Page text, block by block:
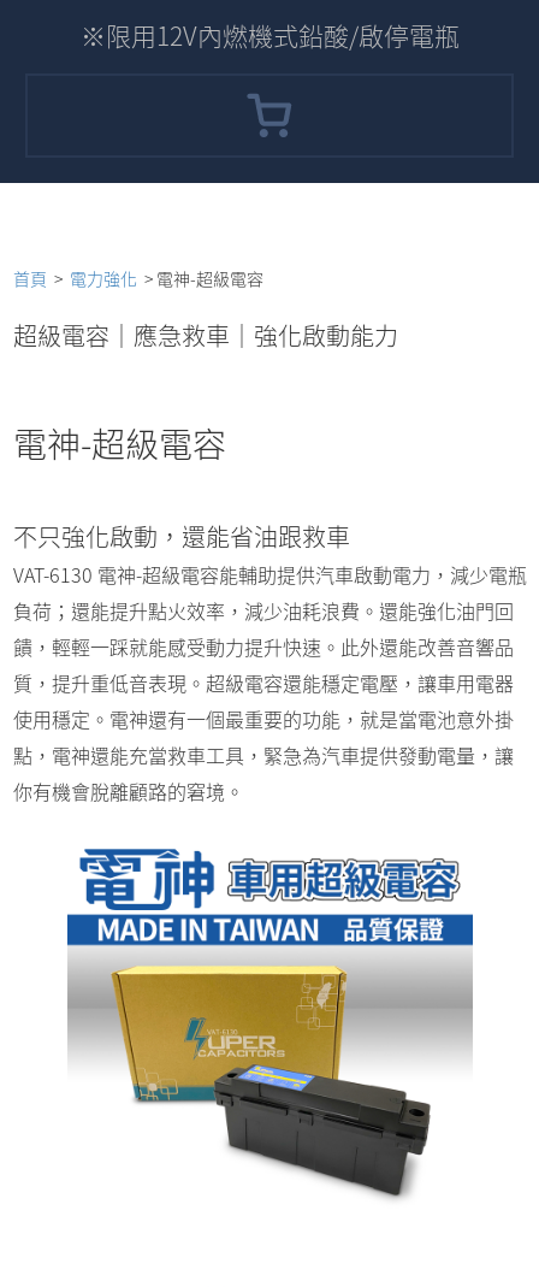
※限用12V內燃機式鉛酸/啟停電瓶
首頁 > 電力強化 > 電神-超級電容
超級電容｜應急救車｜強化啟動能力
電神-超級電容
不只強化啟動，還能省油跟救車
VAT-6130 電神-超級電容能輔助提供汽車啟動電力，減少電瓶
負荷；還能提升點火效率，減少油耗浪費。還能強化油門回
饋，輕輕一踩就能感受動力提升快速。此外還能改善音響品
質，提升重低音表現。超級電容還能穩定電壓，讓車用電器
使用穩定。電神還有一個最重要的功能，就是當電池意外掛
點，電神還能充當救車工具，緊急為汽車提供發動電量，讓
你有機會脫離顧路的窘境。